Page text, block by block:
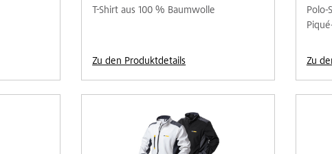
T-Shirt aus 100 % Baumwolle
Zu den Produktdetails
Polo-
Zu